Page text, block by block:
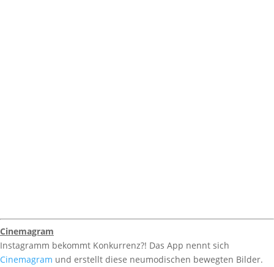
Cinemagram
Instagramm bekommt Konkurrenz?! Das App nennt sich
Cinemagram und erstellt diese neumodischen bewegten Bilder.